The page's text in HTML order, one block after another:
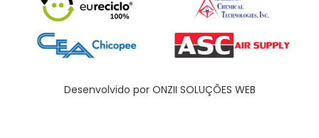
Desenvolvido por ONZII SOLUÇÕES WEB